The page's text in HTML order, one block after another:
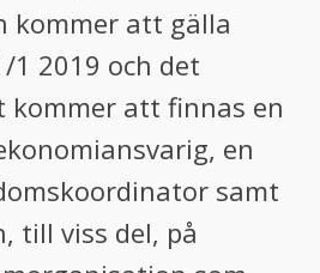
kommer att gälla
1 2019 och det
kommer att finnas en
en
samt
till viss del, på